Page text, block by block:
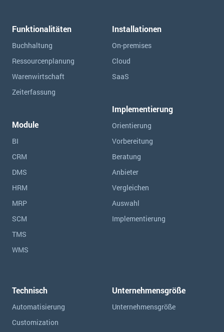
Funktionalitäten
Buchhaltung
Ressourcen­planung
Warenwirtschaft
Zeiterfassung
Module
BI
CRM
DMS
HRM
MRP
SCM
TMS
WMS
Installationen
On-premises
Cloud
SaaS
Implementierung
Orientierung
Vorbereitung
Beratung
Anbieter
Vergleichen
Auswahl
Implementierung
Technisch
Automatisierung
Customization
Unternehmensgröße
Unternehmensgröße